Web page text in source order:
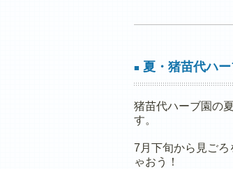
■ 夏・猪苗代ハ
猪苗代ハーブ園の
す。
7月下旬から見ご
ゃおう！